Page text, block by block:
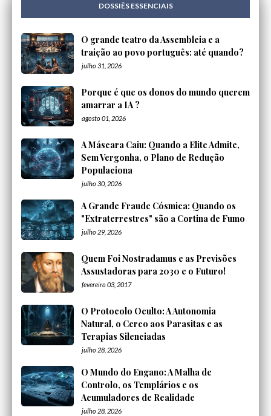
DOSSIÊS ESSENCIAIS
O grande teatro da Assembleia e a
traição ao povo português: até quando?
julho 31, 2026
Porque é que os donos do mundo querem
amarrar a IA ?
agosto 01, 2026
A Máscara Caiu: Quando a Elite Admite,
Sem Vergonha, o Plano de Redução
Populaciona
julho 30, 2026
A Grande Fraude Cósmica: Quando os
"Extraterrestres" são a Cortina de Fumo
julho 29, 2026
Quem Foi Nostradamus e as Previsões
Assustadoras para 2030 e o Futuro!
fevereiro 03, 2017
O Protocolo Oculto: A Autonomia
Natural, o Cerco aos Parasitas e as
Terapias Silenciadas
julho 28, 2026
O Mundo do Engano: A Malha de
Controlo, os Templários e os
Acumuladores de Realidade
julho 28, 2026